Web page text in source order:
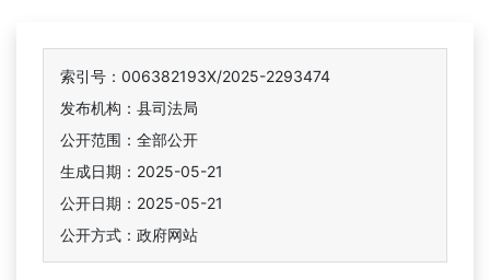
索引号：006382193X/2025-2293474
发布机构：县司法局
公开范围：全部公开
生成日期：2025-05-21
公开日期：2025-05-21
公开方式：政府网站